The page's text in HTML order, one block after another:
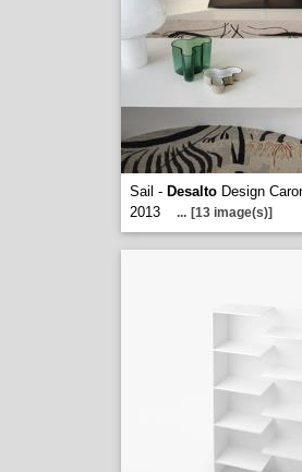
Sail - DesaltoDesign
2013
... [13 image(s)]